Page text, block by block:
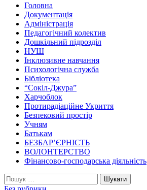
Головна
Документація
Адміністрація
Педагогічний колектив
Дошкільний підрозділ
НУШ
Інклюзивне навчання
Психологічна служба
Бібліотека
“Сокіл-Джура”
Харчоблок
Протирадіаційне Укриття
Безпековий простір
Учням
Батькам
БЕЗБАР’ЄРНІСТЬ
ВОЛОНТЕРСТВО
Фінансово-господарська діяльність
Пошук: